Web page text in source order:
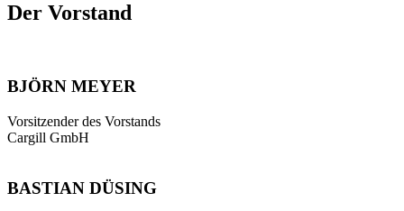
Der Vorstand
BJÖRN MEYER
Vorsitzender des Vorstands
Cargill GmbH
BASTIAN DÜSING